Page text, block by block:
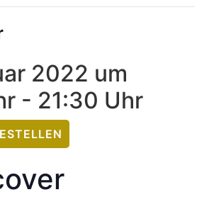
2022 um
- 21:30 Uhr